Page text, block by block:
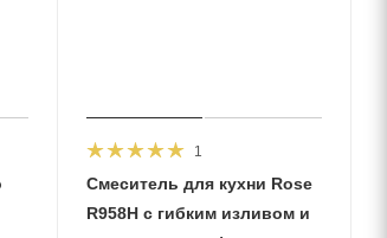
1
Смеситель для кухни Rose
R958H с гибким изливом и